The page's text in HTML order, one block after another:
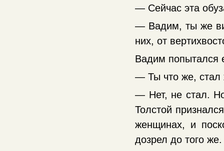
— Сейчас эта
— Вадим, ты же
них, от
Вадим попытался
— Ты что же, стал
— Нет, не стал.
Толстой
женщинах, и
дозрел до того же.